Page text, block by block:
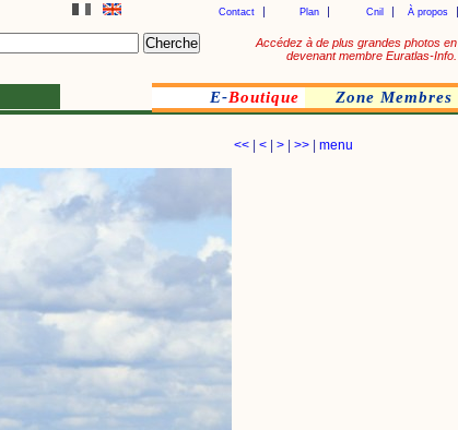
Accédez à de plus grandes photos en
devenant membre Euratlas-Info.
À propos
Cnil
Plan
Contact
E-Boutique Zone Membres
<< < > >> menu